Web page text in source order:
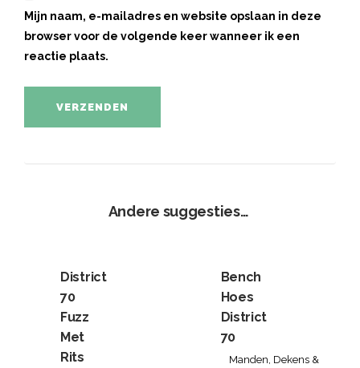
Mijn naam, e-mailadres en website opslaan in deze
browser voor de volgende keer wanneer ik een
reactie plaats.
Andere suggesties…
District
70
Fuzz
Met
Rits
Bench
Hoes
District
70
Manden, Dekens &